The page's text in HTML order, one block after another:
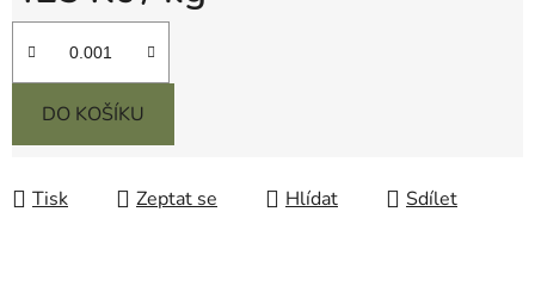
Měrná cena:
DO KOŠÍKU
Tisk Zeptat se Hlídat Sdílet